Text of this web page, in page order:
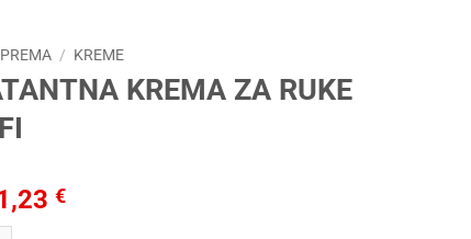
/ KREME
KREMA ZA RUKE
€Trenutna